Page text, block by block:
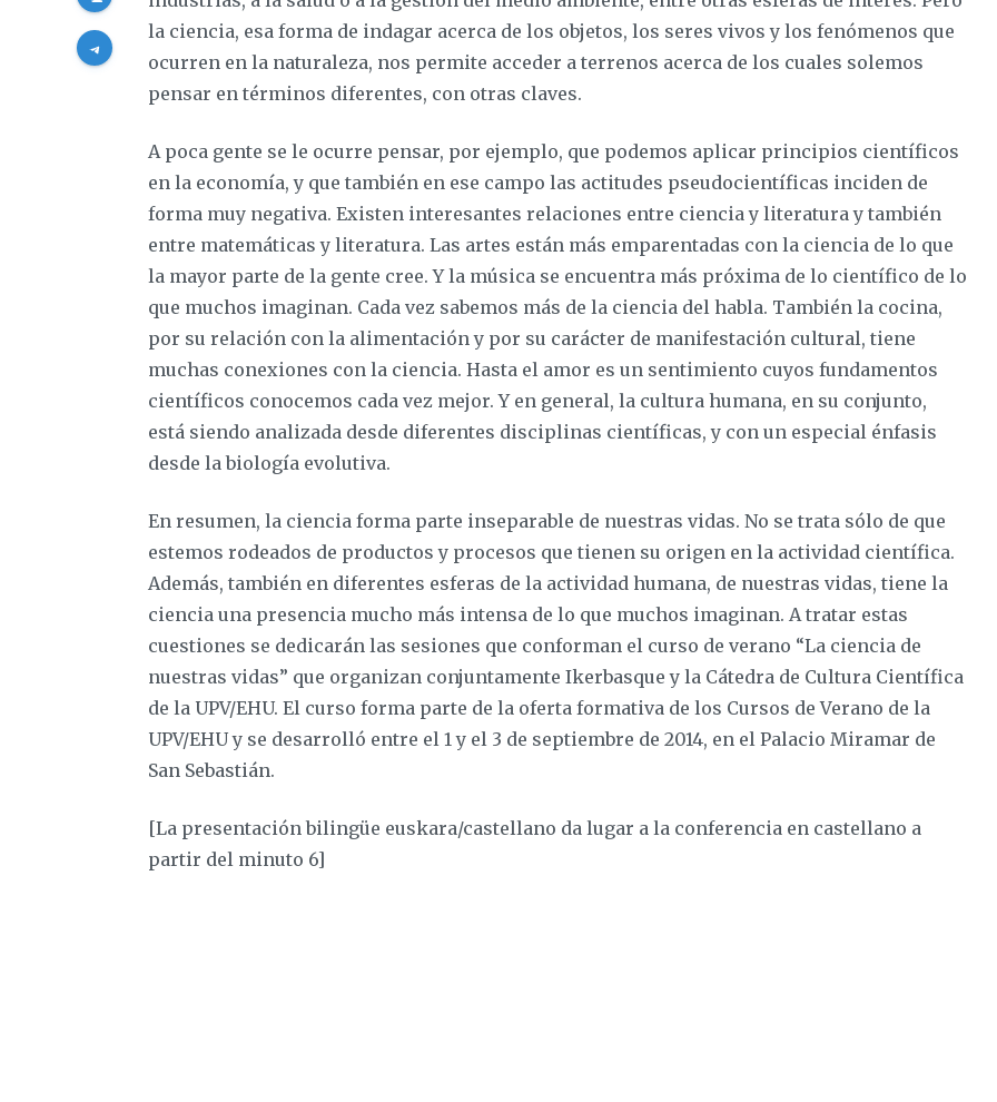
la ciencia, esa forma de indagar acerca de los objetos, los seres vivos y los fenómenos que
ocurren en la naturaleza, nos permite acceder a terrenos acerca de los cuales solemos
pensar en términos diferentes, con otras claves.
A poca gente se le ocurre pensar, por ejemplo, que podemos aplicar principios científicos
en la economía, y que también en ese campo las actitudes pseudocientíficas inciden de
forma muy negativa. Existen interesantes relaciones entre ciencia y literatura y también
entre matemáticas y literatura. Las artes están más emparentadas con la ciencia de lo que
la mayor parte de la gente cree. Y la música se encuentra más próxima de lo científico de lo
que muchos imaginan. Cada vez sabemos más de la ciencia del habla. También la cocina,
por su relación con la alimentación y por su carácter de manifestación cultural, tiene
muchas conexiones con la ciencia. Hasta el amor es un sentimiento cuyos fundamentos
científicos conocemos cada vez mejor. Y en general, la cultura humana, en su conjunto,
está siendo analizada desde diferentes disciplinas científicas, y con un especial énfasis
desde la biología evolutiva.
En resumen, la ciencia forma parte inseparable de nuestras vidas. No se trata sólo de que
estemos rodeados de productos y procesos que tienen su origen en la actividad científica.
Además, también en diferentes esferas de la actividad humana, de nuestras vidas, tiene la
ciencia una presencia mucho más intensa de lo que muchos imaginan. A tratar estas
cuestiones se dedicarán las sesiones que conforman el curso de verano “La ciencia de
nuestras vidas” que organizan conjuntamente Ikerbasque y la Cátedra de Cultura Científica
de la UPV/EHU. El curso forma parte de la oferta formativa de los Cursos de Verano de la
UPV/EHU y se desarrolló entre el 1 y el 3 de septiembre de 2014, en el Palacio Miramar de
San Sebastián.
[La presentación bilingüe euskara/castellano da lugar a la conferencia en castellano a
partir del minuto 6]